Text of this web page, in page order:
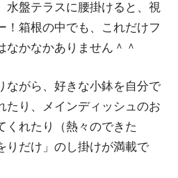
水盤テラスに腰掛けると、視
！箱根の中でも、これだけフ
なかなかありません＾＾
ながら、好きな小鉢を自分で
たり、メインディッシュのお
くれたり（熱々のできた
りだけ」のし掛けが満載で